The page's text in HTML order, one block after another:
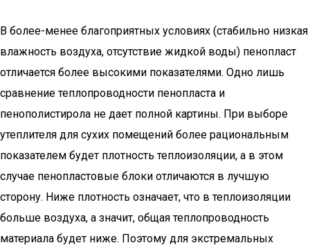
В более-менее благоприятных условиях (стабильно низкая
влажность воздуха, отсутствие жидкой воды) пенопласт
отличается более высокими показателями. Одно лишь
сравнение теплопроводности пенопласта и
пенополистирола не дает полной картины. При выборе
утеплителя для сухих помещений более рациональным
показателем будет плотность теплоизоляции, а в этом
случае пенопластовые блоки отличаются в лучшую
сторону. Ниже плотность означает, что в теплоизоляции
больше воздуха, а значит, общая теплопроводность
материала будет ниже. Поэтому для экстремальных